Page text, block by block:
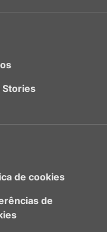
Stories
de cookies
de